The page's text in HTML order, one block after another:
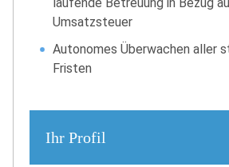
laufende Betreuung in Bezug
Umsatzsteuer
Autonomes Überwachen aller
Fristen
Ihr Profil